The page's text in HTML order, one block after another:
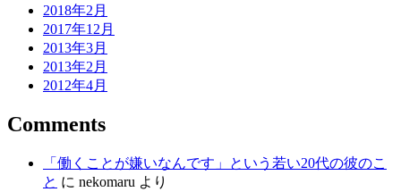
2018年2月
2017年12月
2013年3月
2013年2月
2012年4月
Comments
「働くことが嫌いなんです」という若い20代の彼のこ
と に nekomaru より